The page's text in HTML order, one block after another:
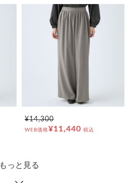
¥14,300
WEB価格¥11,440 税込
もっと見る